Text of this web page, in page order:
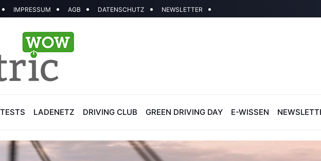
IMPRESSUM AGB DATENSCHUTZ NEWSLETTER
TESTS LADENETZ DRIVING CLUB GREEN DRIVING DAY E-WISSEN